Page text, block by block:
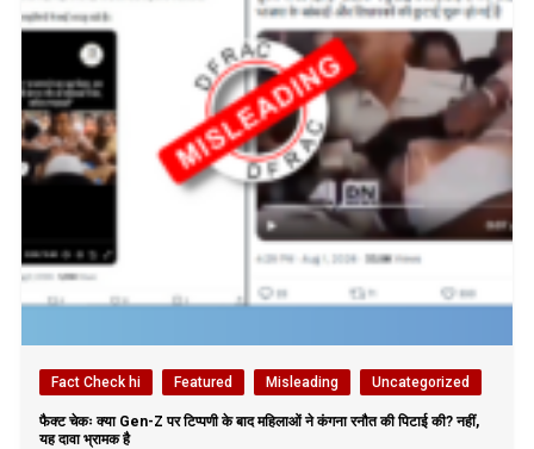
Fact Check hi Featured Misleading Uncategorized
फैक्ट चेकः क्या Gen-Z पर टिप्पणी के बाद महिलाओं ने कंगना रनौत की पिटाई की? नहीं,
यह दावा भ्रामक है